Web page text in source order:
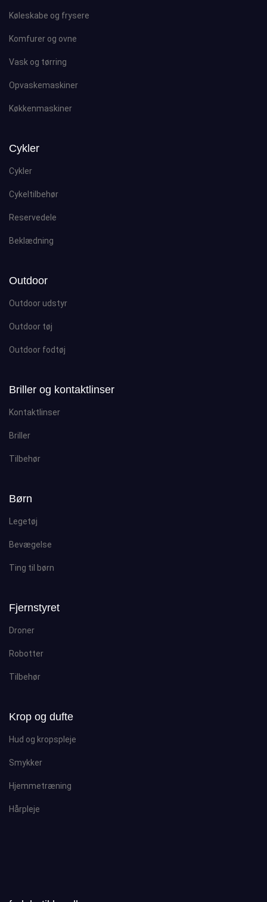
Køleskabe og frysere
Komfurer og ovne
Vask og tørring
Opvaskemaskiner
Køkkenmaskiner
Cykler
Cykler
Cykeltilbehør
Reservedele
Beklædning
Outdoor
Outdoor udstyr
Outdoor tøj
Outdoor fodtøj
Briller og kontaktlinser
Kontaktlinser
Briller
Tilbehør
Børn
Legetøj
Bevægelse
Ting til børn
Fjernstyret
Droner
Robotter
Tilbehør
Krop og dufte
Hud og kropspleje
Smykker
Hjemmetræning
Hårpleje